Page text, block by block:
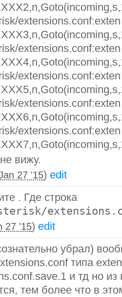
вижу.
27 '15) edit
. Где строка
27 '15) edit
убрал)
типа
и тд но
тем более что в